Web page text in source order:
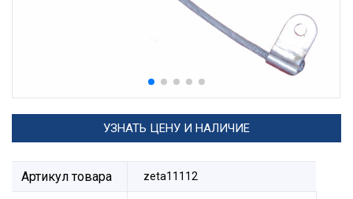
УЗНАТЬ ЦЕНУ И НАЛИЧИЕ
Артикул товара zeta11112